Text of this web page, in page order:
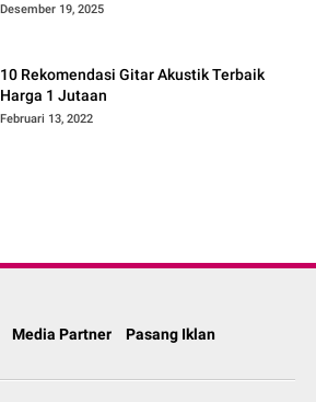
Desember 19, 2025
10 Rekomendasi Gitar Akustik Terbaik
Harga 1 Jutaan
Februari 13, 2022
Media Partner Pasang Iklan